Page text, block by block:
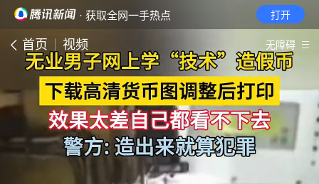
· 获取全网一手热点 打开
首页 视频 无障碍